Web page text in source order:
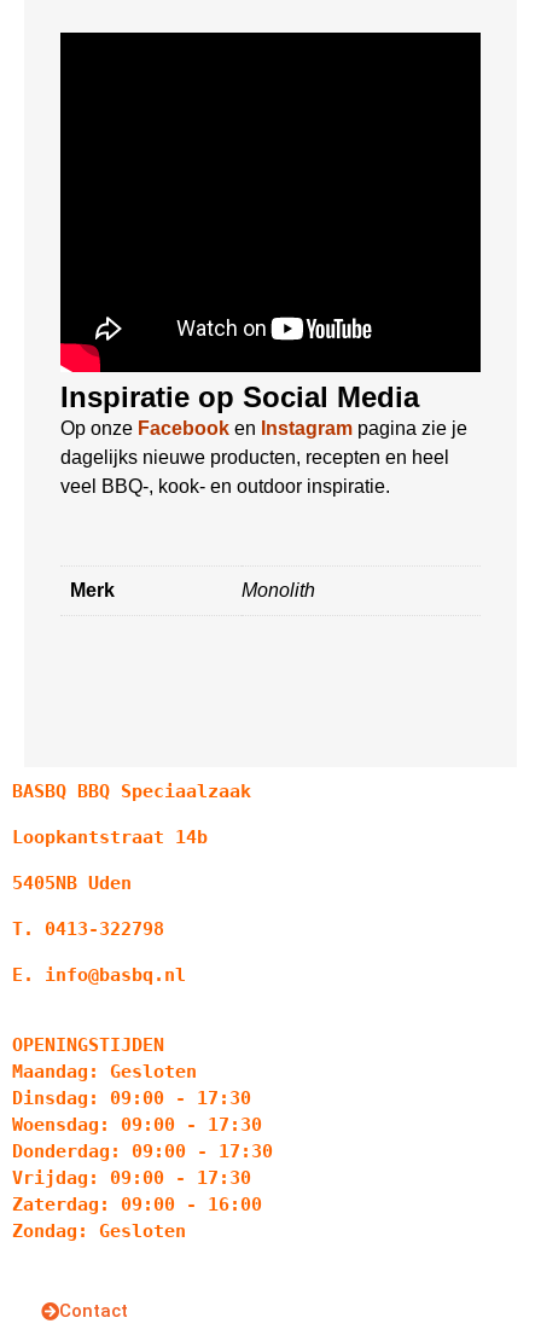
Inspiratie op Social Media
Op onze Facebook en Instagram pagina zie je
dagelijks nieuwe producten, recepten en heel
veel BBQ-, kook- en outdoor inspiratie.
Merk Monolith
BASBQ BBQ Speciaalzaak
Loopkantstraat 14b
5405NB Uden
T. 0413-322798
E. info@basbq.nl
OPENINGSTIJDEN
Maandag: Gesloten
Dinsdag: 09:00 - 17:30
Woensdag: 09:00 - 17:30
Donderdag: 09:00 - 17:30
Vrijdag: 09:00 - 17:30
Zaterdag: 09:00 - 16:00
Zondag: Gesloten
Contact